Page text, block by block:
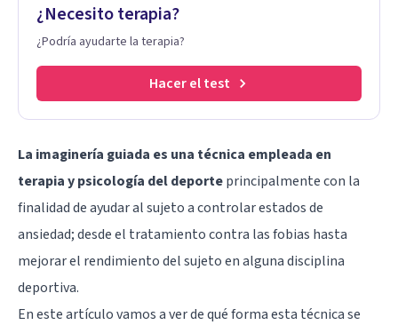
¿Necesito terapia?
¿Podría ayudarte la terapia?
Hacer el test
La imaginería guiada es una técnica empleada en
terapia y psicología del deporteprincipalmente con la
finalidad de ayudar al sujeto a controlar estados de
ansiedad; desde el tratamiento contra las fobias hasta
mejorar el rendimiento del sujeto en alguna disciplina
deportiva.
En este artículo vamos a ver de qué forma esta técnica se